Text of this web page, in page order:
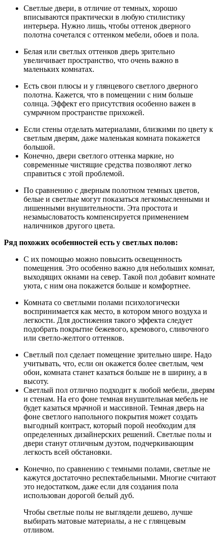
Светлые двери, в отличие от темных, хорошо
вписываются практически в любую стилистику
интерьера. Нужно лишь, чтобы оттенок дверного
полотна сочетался с оттенком мебели, обоев и пола.
Белая или светлых оттенков дверь зрительно
увеличивает пространство, что очень важно в
маленьких комнатах.
Есть свои плюсы и у глянцевого светлого дверного
полотна. Кажется, что в помещении с ним больше
солнца. Эффект его присутствия особенно важен в
сумрачном пространстве прихожей.
Если стены отделать материалами, близкими по цвету к
светлым дверям, даже маленькая комната покажется
большой.
Конечно, двери светлого оттенка маркие, но
современные чистящие средства позволяют легко
справиться с этой проблемой.
По сравнению с дверным полотном темных цветов,
белые и светлые могут показаться легкомысленными и
лишенными внушительности. Эта простота и
незамысловатость компенсируется применением
наличников другого цвета.
Ряд похожих особенностей есть у светлых полов:
С их помощью можно повысить освещенность
помещения. Это особенно важно для небольших комнат,
выходящих окнами на север. Такой пол добавит комнате
уюта, с ним она покажется больше и комфортнее.
Комната со светлыми полами психологически
воспринимается как место, в котором много воздуха и
легкости. Для достижения такого эффекта следует
подобрать покрытие бежевого, кремового, сливочного
или светло-желтого оттенков.
Светлый пол сделает помещение зрительно шире. Надо
учитывать, что, если он окажется более светлым, чем
обои, комната станет казаться больше не в ширину, а в
высоту.
Светлый пол отлично подходит к любой мебели, дверям
и стенам. На его фоне темная внушительная мебель не
будет казаться мрачной и массивной. Темная дверь на
фоне светлого напольного покрытия может создать
выгодный контраст, который порой необходим для
определенных дизайнерских решений. Светлые полы и
двери станут отличным дуэтом, подчеркивающим
легкость всей обстановки.
Конечно, по сравнению с темными полами, светлые не
кажутся достаточно респектабельными. Многие считают
это недостатком, даже если для создания пола
использован дорогой белый дуб.
Чтобы светлые полы не выглядели дешево, лучше
выбирать матовые материалы, а не с глянцевым
отливом.